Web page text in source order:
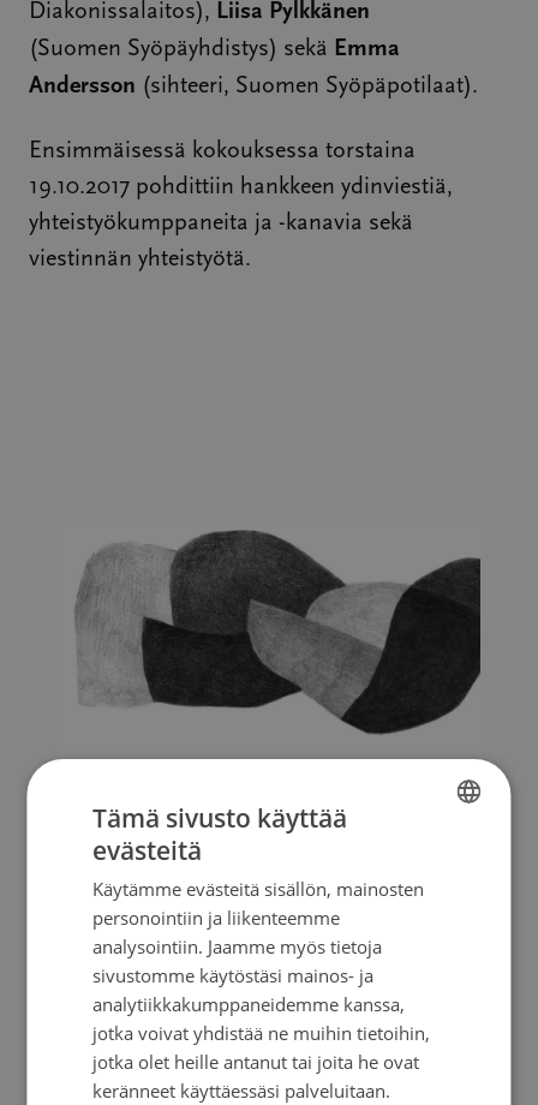
Diakonissalaitos), Liisa Pylkkänen
(Suomen Syöpäyhdistys) sekä Emma
Andersson (sihteeri, Suomen Syöpäpotilaat).
Ensimmäisessä kokouksessa torstaina
19.10.2017 pohdittiin hankkeen ydinviestiä,
yhteistyökumppaneita ja -kanavia sekä
viestinnän yhteistyötä.
Potilasopasvalikoima päivittyy
→ SWEDISH
Tämä sivusto käyttää
evästeitä
Käytämme evästeitä sisällön, mainosten
personointiin ja liikenteemme
analysointiin. Jaamme myös tietoja
sivustomme käytöstäsi mainos- ja
analytiikkakumppaneidemme kanssa,
jotka voivat yhdistää ne muihin tietoihin,
jotka olet heille antanut tai joita he ovat
keränneet käyttäessäsi palveluitaan.